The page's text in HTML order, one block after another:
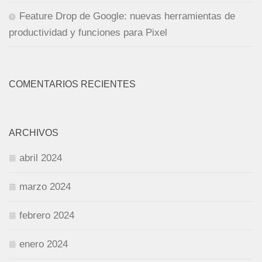
Feature Drop de Google: nuevas herramientas de
productividad y funciones para Pixel
COMENTARIOS RECIENTES
ARCHIVOS
abril 2024
marzo 2024
febrero 2024
enero 2024